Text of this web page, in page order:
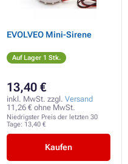
EVOLVEO Mini-Sirene
Auf Lager 1 Stk.
13,40 €
inkl. MwSt. zzgl. Versand
11,26 € ohne MwSt.
Niedrigster Preis der letzten 30
Tage: 13,40 €
Kaufen